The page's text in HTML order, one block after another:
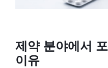
제약 분야에서
이유